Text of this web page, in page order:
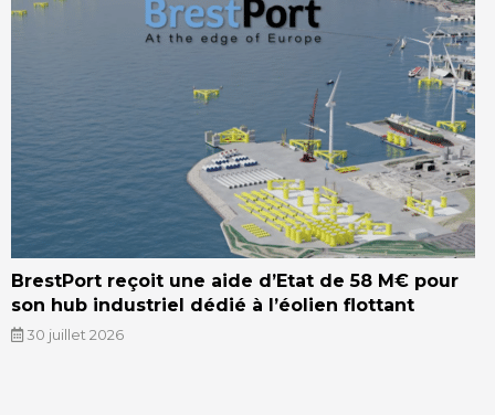
BrestPort reçoit une aide d’Etat de 58 M€ pour
son hub industriel dédié à l’éolien flottant
30 juillet 2026